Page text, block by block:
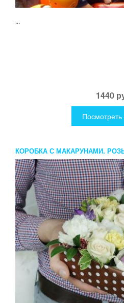
...
1440
Посмотреть
КОРОБКА С МАКАРУНАМИ.